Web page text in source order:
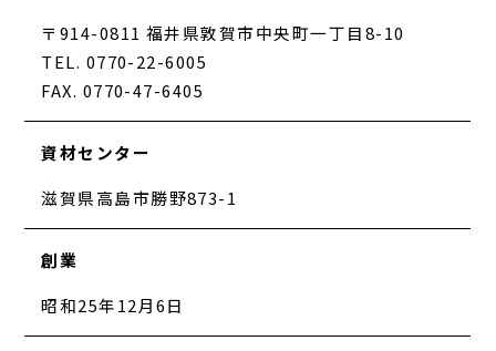
〒914-0811 福井県敦賀市中央町一丁目8-10
TEL. 0770-22-6005
FAX. 0770-47-6405
資材センター
滋賀県高島市勝野873-1
創業
昭和25年12月6日